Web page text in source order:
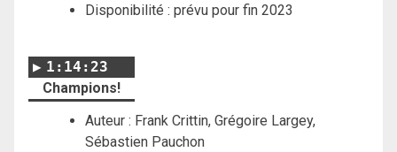
Disponibilité : prévu pour fin 2023
1:14:23
Champions!
Auteur : Frank Crittin, Grégoire Largey,
Sébastien Pauchon